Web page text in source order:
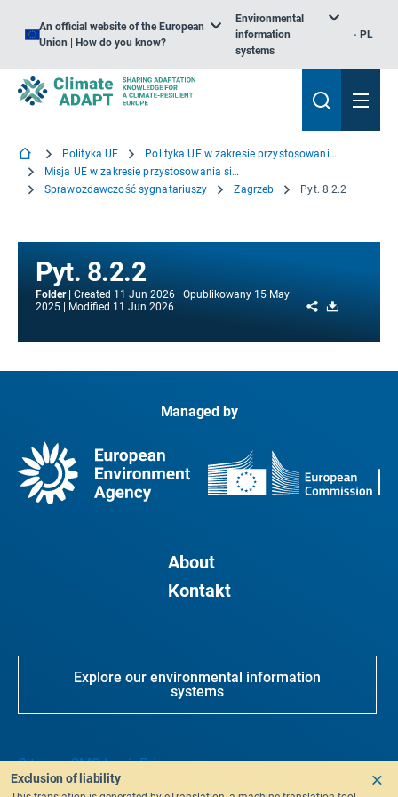
An official website of the European
Union | How do you know?
Environmental
information
systems
PL
Polityka UE
Polityka UE w zakresie przystosowania się do zmiany klimatu
Misja UE w zakresie przystosowania się do zmiany klimatu
Sprawozdawczość sygnatariuszy
Zagrzeb Pyt. 8.2.2
Pyt. 8.2.2
Folder Created 11 Jun 2026 Opublikowany 15 May
2025
Modified 11 Jun 2026 Share
Managed by
About
Kontakt
Explore our environmental information
systems
SitemapCMS LoginPrivacy
Exclusion of liability